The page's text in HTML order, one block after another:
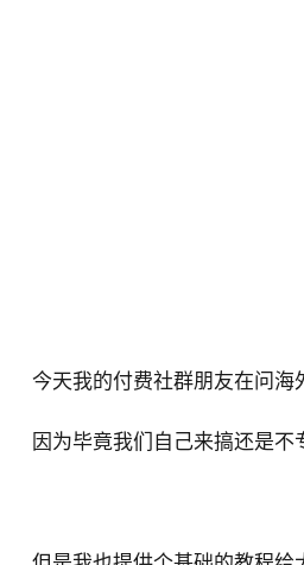
今天我的付费社群朋友在问海
因为毕竟我们自己来搞还是